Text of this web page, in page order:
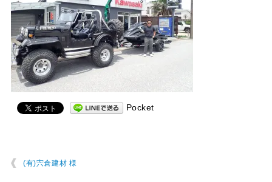
Pocket
(有)宍倉建材 様